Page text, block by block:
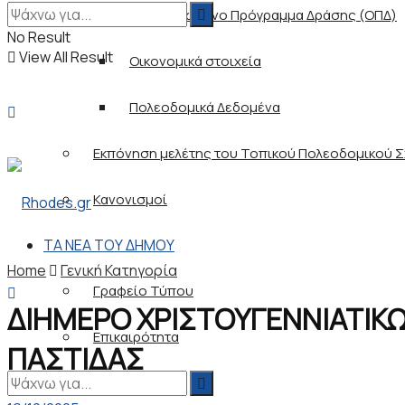
Ολοκληρωμένο Πρόγραμμα Δράσης (ΟΠΔ)
Οικονομικά στοιχεία
Πολεοδομικά Δεδομένα
Εκπόνηση μελέτης του Τοπικού Πολεοδομικού
Κανονισμοί
ΤΑ ΝΕΑ ΤΟΥ ΔΗΜΟΥ
Γραφείο Τύπου
Επικαιρότητα
No Result
View All Result
Home Γενική Κατηγορία
ΔΙΗΜΕΡΟ
ΠΑΣΤΙΔΑΣ